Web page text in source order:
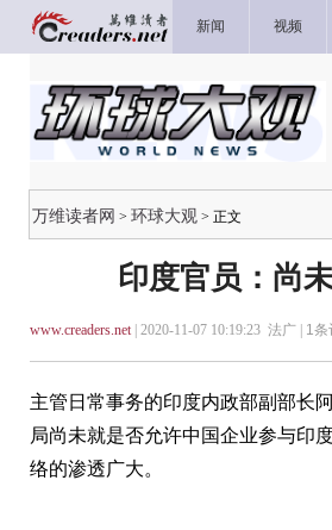
新闻 视频
万维读者网 > 环球大观 > 正文
印度官员：尚
www.creaders.net| 2020-11-07 10:19:23 法广 | 1条
主管日常事务的印度内政部副部长
局尚未就是否允许中国企业参与印
络的渗透广大。